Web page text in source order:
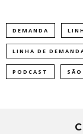
DEMANDA
LINHA DE
PODCAST